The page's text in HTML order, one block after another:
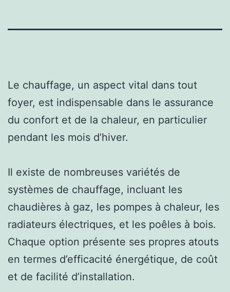
Le chauffage, un aspect vital dans tout
foyer, est indispensable dans le assurance
du confort et de la chaleur, en particulier
pendant les mois d’hiver.
Il existe de nombreuses variétés de
systèmes de chauffage, incluant les
chaudières à gaz, les pompes à chaleur, les
radiateurs électriques, et les poêles à bois.
Chaque option présente ses propres atouts
en termes d’efficacité énergétique, de coût
et de facilité d’installation.